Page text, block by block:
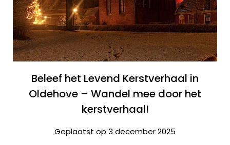
Beleef het Levend Kerstverhaal in
Oldehove – Wandel mee door het
kerstverhaal!
Geplaatst op 3 december 2025